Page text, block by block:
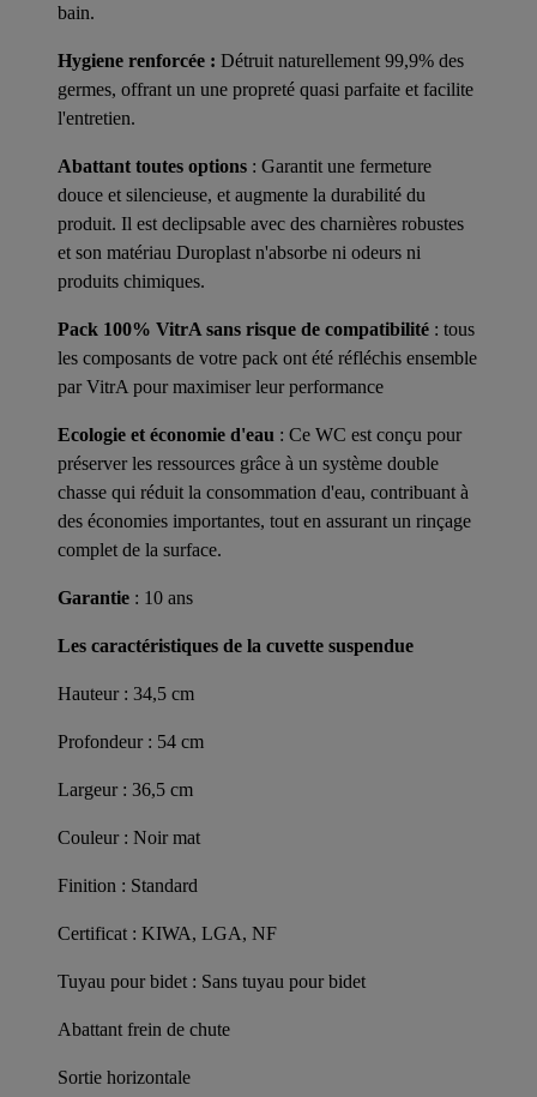
bain.
Hygiene renforcée : Détruit naturellement 99,9% des
germes, offrant un une propreté quasi parfaite et facilite
l'entretien.
Abattant toutes options : Garantit une fermeture
douce et silencieuse, et augmente la durabilité du
produit. Il est declipsable avec des charnières robustes
et son matériau Duroplast n'absorbe ni odeurs ni
produits chimiques.
Pack 100% VitrA sans risque de compatibilité : tous
les composants de votre pack ont été réfléchis ensemble
par VitrA pour maximiser leur performance
Ecologie et économie d'eau : Ce WC est conçu pour
préserver les ressources grâce à un système double
chasse qui réduit la consommation d'eau, contribuant à
des économies importantes, tout en assurant un rinçage
complet de la surface.
Garantie : 10 ans
Les caractéristiques de la cuvette suspendue
Hauteur : 34,5 cm
Profondeur : 54 cm
Largeur : 36,5 cm
Couleur : Noir mat
Finition : Standard
Certificat : KIWA, LGA, NF
Tuyau pour bidet : Sans tuyau pour bidet
Abattant frein de chute
Sortie horizontale